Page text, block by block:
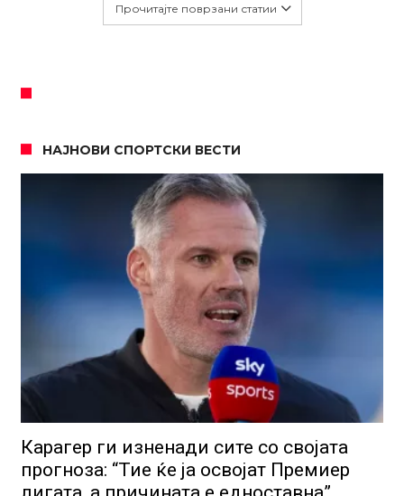
Прочитајте поврзани статии
НАЈНОВИ СПОРТСКИ ВЕСТИ
Карагер ги изненади сите со својата
прогноза: “Тие ќе ја освојат Премиер